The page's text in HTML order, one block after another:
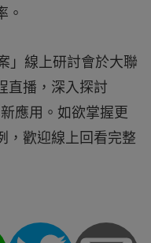
。
」線上研討會於大聯
直播，深入探討
應用。如欲掌握更
，歡迎線上回看完整